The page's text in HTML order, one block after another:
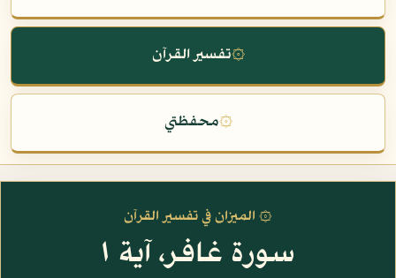
۞تفسير القرآن
۞محفظتي
۞ الميزان في تفسير القرآن
سورة غافر، آية ١